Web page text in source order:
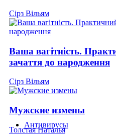
Сірз Вільям
Ваша вагітність.
зачаття до народження
Сірз Вільям
Мужские измены
Толстая Наталья
Антивирусы